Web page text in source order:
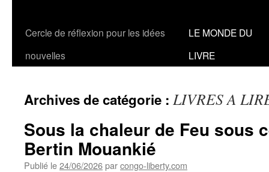
Cercle de réflexion pour les idées
nouvelles
LE MONDE DU
LIVRE
Archives de catégorie : LIVRES A
Sous la chaleur de Feu sous
Bertin Mouankié
Publié le24/06/2026parcongo-liberty.com